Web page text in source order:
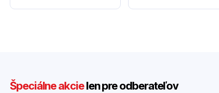
Špeciálne akcielen pre odberateľov